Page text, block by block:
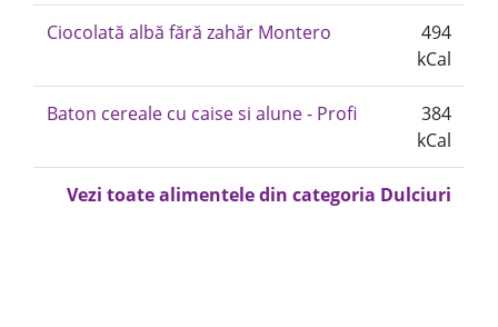
Ciocolată albă fără zahăr Montero
494
kCal
Baton cereale cu caise si alune - Profi
384
kCal
Vezi toate alimentele din categoria Dulciuri